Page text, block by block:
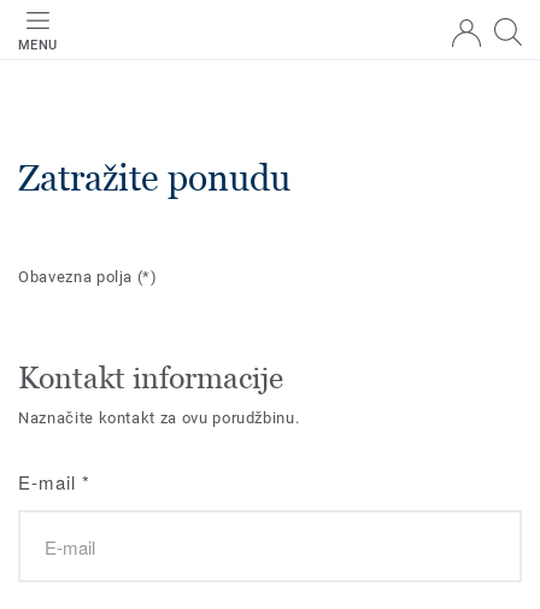
MENU
Zatražite ponudu
Obavezna polja (*)
Kontakt informacije
Naznačite kontakt za ovu porudžbinu.
E-mail *